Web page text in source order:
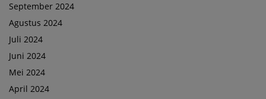
September 2024
Agustus 2024
Juli 2024
Juni 2024
Mei 2024
April 2024